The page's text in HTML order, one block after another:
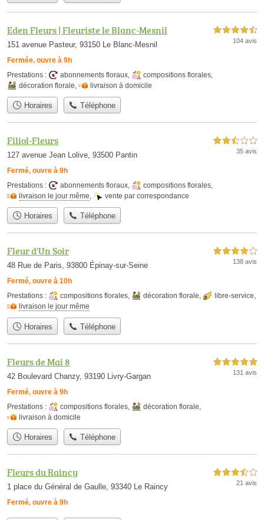
Eden Fleurs | Fleuriste le Blanc-Mesnil
151 avenue Pasteur, 93150 Le Blanc-Mesnil
Fermée, ouvre à 9h
4,5 étoiles sur 5
104 avis
Prestations : abonnements floraux compositions florales
décoration florale
livraison à domicile
Horaires Téléphone
Filiol-Fleurs
127 avenue Jean Lolive, 93500 Pantin
Fermé, ouvre à 9h
2,5 étoiles sur 5
35 avis
Prestations : abonnements floraux, compositions florales,
livraison le jour même, vente par correspondance
Horaires Téléphone
Fleur d'Un Soir
48 Rue de Paris, 93800 Épinay-sur-Seine
Fermé, ouvre à 10h
4,0 étoiles sur 5
138 avis
Prestations : compositions florales, décoration florale, libre-service,
livraison le jour même
Horaires Téléphone
Fleurs de Mai 8
42 Boulevard Chanzy, 93190 Livry-Gargan
Fermé, ouvre à 9h
5,0 étoiles sur 5
131 avis
Prestations : compositions florales décoration florale
livraison à domicile
Horaires Téléphone
Fleurs du Raincy
1 place du Général de Gaulle, 93340 Le Raincy
Fermé, ouvre à 9h
3,5 étoiles sur 5
21 avis